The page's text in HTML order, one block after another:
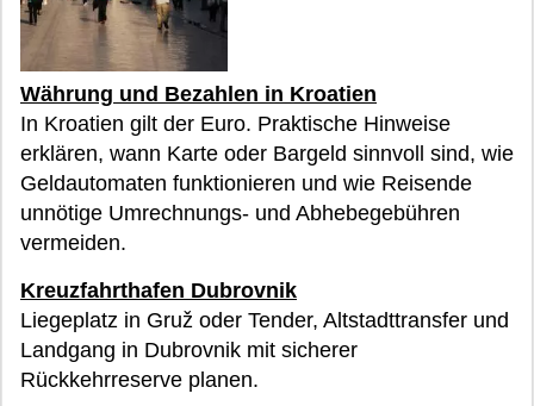
Währung und Bezahlen in Kroatien
In Kroatien gilt der Euro. Praktische Hinweise
erklären, wann Karte oder Bargeld sinnvoll sind, wie
Geldautomaten funktionieren und wie Reisende
unnötige Umrechnungs- und Abhebegebühren
vermeiden.
Kreuzfahrthafen Dubrovnik
Liegeplatz in Gruž oder Tender, Altstadttransfer und
Landgang in Dubrovnik mit sicherer
Rückkehrreserve planen.